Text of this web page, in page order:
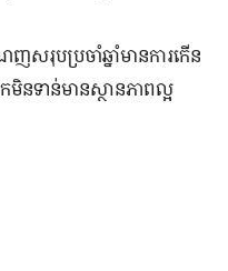
ឆ្នាំមានការកើន
នស្ថានភាពល្អ
មហាជ
កិត្តិយស